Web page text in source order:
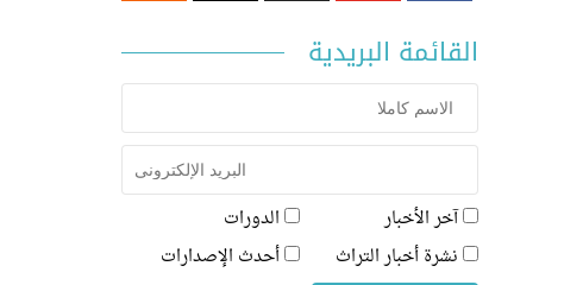
القائمة البريدية
آخر الأخبار
الدورات
نشرة أخبار التراث
أحدث الإصدارات